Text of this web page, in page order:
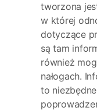
tworzona
w której
dotyczące
są tam
również
nałogach.
to